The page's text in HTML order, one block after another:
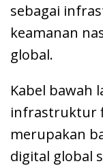
sebagai
keamanan
global.
Kabel bawah
infrastruktur
merupakan
digital global